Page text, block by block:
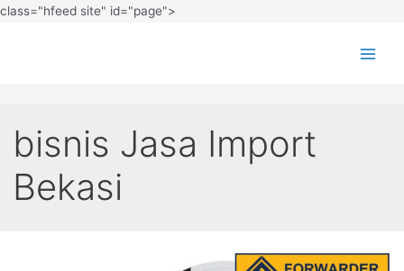
class="hfeed site" id="page">
bisnis Jasa Import
Bekasi